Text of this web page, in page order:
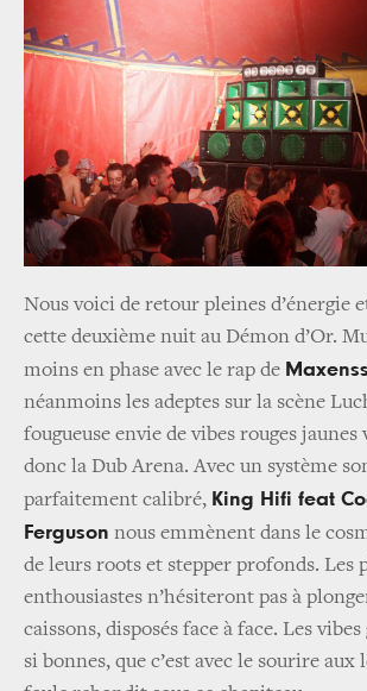
Nous voici de retour pleines d’énergie
cette deuxième nuit au Démon d’Or.
moins en phase avec le rap de Maxenss
néanmoins les adeptes sur la scène
fougueuse envie de vibes rouges
donc la Dub Arena. Avec un système
parfaitement calibré, King Hifi feat
Ferguson nous emmènent dans le
de leurs roots et stepper profonds. Les
enthousiastes n’hésiteront pas à
caissons, disposés face à face. Les
si bonnes, que c’est avec le sourire aux